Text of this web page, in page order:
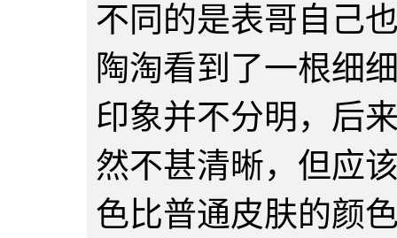
不同的是表哥自己
陶淘看到了一根细
印象并不分明，后
然不甚清晰，但应
色比普通皮肤的颜